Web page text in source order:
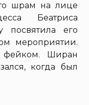
шрам на лице
Беатриса
посвятила его
мероприятии.
фейком. Ширан
когда был